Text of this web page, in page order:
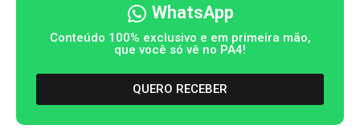
WhatsApp
Conteúdo 100% exclusivo e em primeira mão,
que você só vê no PA4!
QUERO RECEBER